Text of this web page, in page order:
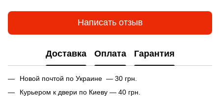
Написать отзыв
Доставка Оплата Гарантия
Новой почтой по Украине — 30 грн.
Курьером к двери по Киеву — 40 грн.